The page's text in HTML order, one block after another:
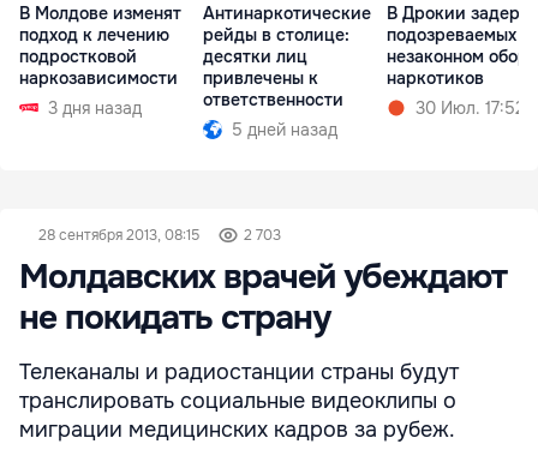
В Молдове изменят
подход к лечению
подростковой
наркозависимости
3 дня назад
Антинаркотические
рейды в столице:
десятки лиц
привлечены к
ответственности
5 дней назад
В Дрокии
подозреваемых в
незаконном
наркотиков
30 Июл. 17:52
28 сентября 2013, 08:15 2 703
Молдавских врачей убеждают
не покидать страну
Телеканалы и радиостанции страны будут
транслировать социальные видеоклипы о
миграции медицинских кадров за рубеж.